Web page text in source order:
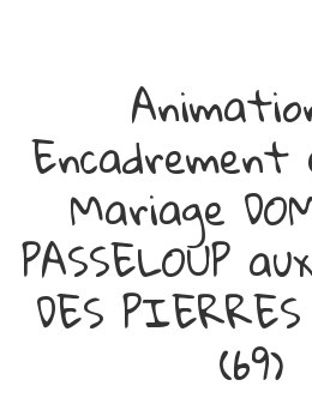
Mariage
PASSELOUP
DES PIERRES
(69)